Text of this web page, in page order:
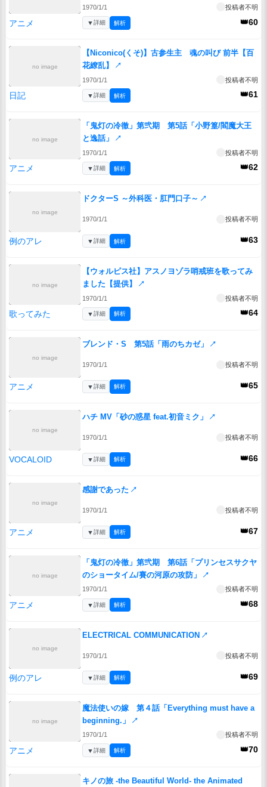
1970/1/1 投稿者不明
アニメ 👑60
▼詳細 解析
no image
【Niconico(くそ)】古参生主 魂の叫び 前半【百
花繚乱】
↗
1970/1/1 投稿者不明
日記 👑61
▼詳細 解析
no image
「鬼灯の冷徹」第弐期 第5話「小野篁/閻魔大王
と逸話」
↗
1970/1/1 投稿者不明
アニメ 👑62
▼詳細 解析
no image
ドクターS ～外科医・肛門口子～ ↗
1970/1/1 投稿者不明
例のアレ 👑63
▼詳細 解析
no image
【ウォルピス社】アスノヨゾラ哨戒班を歌ってみ
ました【提供】
↗
1970/1/1 投稿者不明
歌ってみた 👑64
▼詳細 解析
no image
ブレンド・S 第5話「雨のちカゼ」 ↗
1970/1/1 投稿者不明
アニメ 👑65
▼詳細 解析
no image
ハチ MV「砂の惑星 feat.初音ミク」 ↗
1970/1/1 投稿者不明
VOCALOID 👑66
▼詳細 解析
no image
感謝であった ↗
1970/1/1 投稿者不明
アニメ 👑67
▼詳細 解析
no image
「鬼灯の冷徹」第弐期 第6話「プリンセスサクヤ
のショータイム/賽の河原の攻防」
↗
1970/1/1 投稿者不明
アニメ 👑68
▼詳細 解析
no image
ELECTRICAL COMMUNICATION ↗
1970/1/1 投稿者不明
例のアレ 👑69
▼詳細 解析
no image
魔法使いの嫁 第４話「Everything must have a
beginning.」
↗
1970/1/1 投稿者不明
アニメ 👑70
▼詳細 解析
キノの旅 -the Beautiful World- the Animated